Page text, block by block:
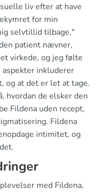
liv efter at have
for min
selvtillid tilbage,"
patient nævner,
virkede, og jeg følte
aspekter inkluderer
og at det er let at tage.
hvordan de elsker den
Fildena uden recept,
Fildena
intimitet, og
med Fildena,